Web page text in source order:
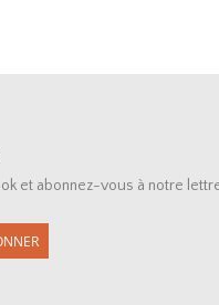
et abonnez-vous à notre